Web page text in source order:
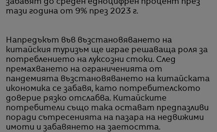
забавят до среден едноцифрен процент през
тази година от 9% през 2023 г.
Напредъкът във възстановяването на
китайския туризъм ще играе решаваща роля за
потреблението на луксозни стоки. След
премахването на ограниченията от
пандемията възстановяването на китайската
икономика се забавя, като потребителското
доверие рязко отслабва. Китайските
потребители също така остават предпазливи
поради сътресенията на пазара на недвижими
имоти и забавянето на заетостта.